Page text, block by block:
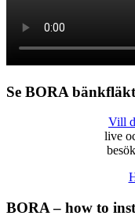
Se BORA
Vill
live
BORA – how to